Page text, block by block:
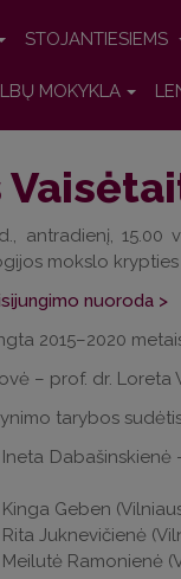
STOJANTIESIEMS
MOKYKLA
antradienį,
mokslo
nuoroda >
2015–2020
– prof. dr. Loreta
tarybos
Ineta
Geben
Juknevičienė
Ramonienė